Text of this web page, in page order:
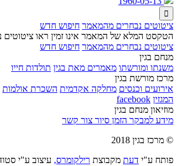

ציטוטים נבחרים מהמאמר חיפוש חדש
הטקסט המלא של המאמר אינו זמין ראו ציטוטים
ציטוטים נבחרים מהמאמר חיפוש חדש
מנחם בגין
משנתו ומורשתו מאמרים מאת בגין תולדות חייו
מרכז מורשת בגין
אירועים וכנסים מחלקה אקדמית השכרת אולמות
המגזין facebook
מוזיאון מנחם בגין
מידע למבקר הזמן סיור צור קשר
© מרכז בגין 2018
פותח ע"י דעת מקבוצת רילקומרס, עיצוב ע"י